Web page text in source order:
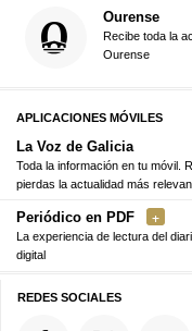
Ourense
Recibe toda la
Ourense
APLICACIONES MÓVILES
La Voz de Galicia
Toda la información en tu móvil.
pierdas la actualidad más
Periódico en PDF
La experiencia de lectura del
digital
REDES SOCIALES